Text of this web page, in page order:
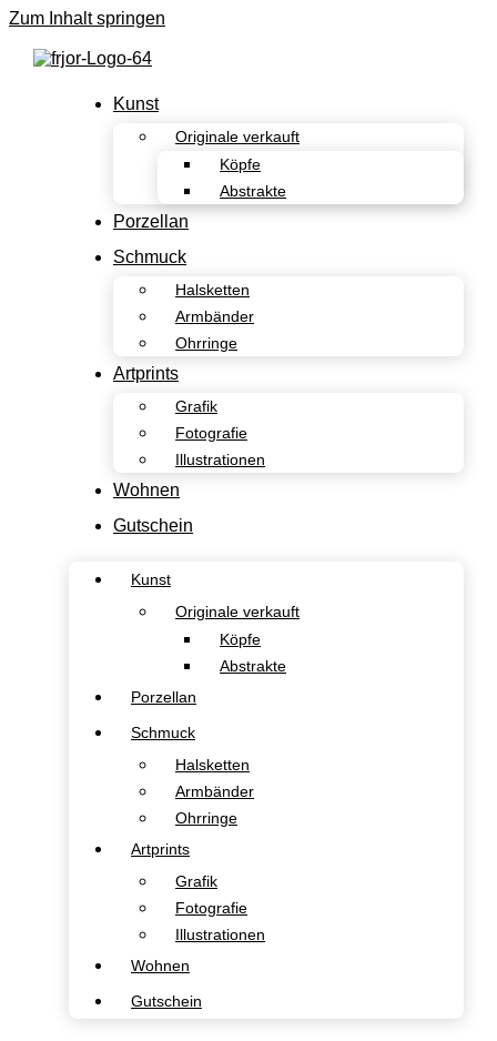
Zum Inhalt springen
Kunst
Originale verkauft
Köpfe
Abstrakte
Porzellan
Schmuck
Halsketten
Armbänder
Ohrringe
Artprints
Grafik
Fotografie
Illustrationen
Wohnen
Gutschein
Kunst
Originale verkauft
Köpfe
Abstrakte
Porzellan
Schmuck
Halsketten
Armbänder
Ohrringe
Artprints
Grafik
Fotografie
Illustrationen
Wohnen
Gutschein